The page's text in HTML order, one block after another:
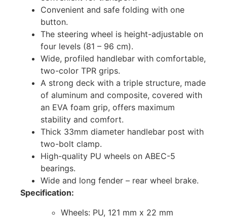
Convenient and safe folding with one
button.
The steering wheel is height-adjustable on
four levels (81 – 96 cm).
Wide, profiled handlebar with comfortable,
two-color TPR grips.
A strong deck with a triple structure, made
of aluminum and composite, covered with
an EVA foam grip, offers maximum
stability and comfort.
Thick 33mm diameter handlebar post with
two-bolt clamp.
High-quality PU wheels on ABEC-5
bearings.
Wide and long fender – rear wheel brake.
Specification:
Wheels: PU, 121 mm x 22 mm